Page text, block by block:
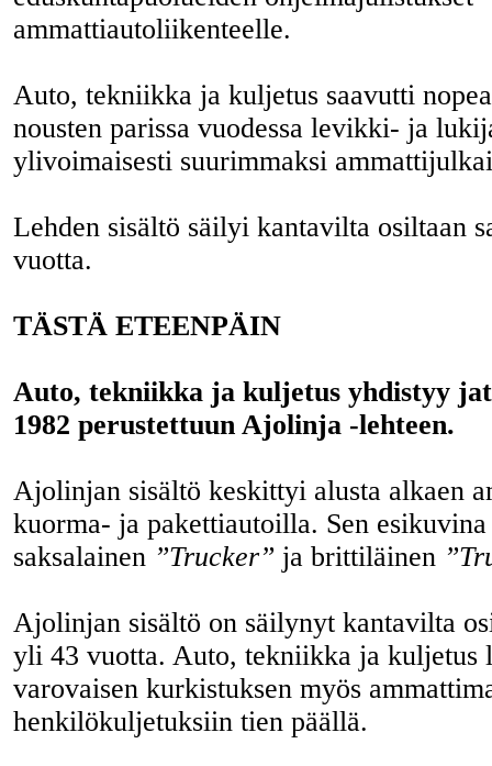
ammattiautoliikenteelle.
Auto, tekniikka ja kuljetus saavutti
nousten parissa vuodessa levikki- ja
ylivoimaisesti suurimmaksi
Lehden sisältö säilyi kantavilta osiltaan
vuotta.
TÄSTÄ ETEENPÄIN
Auto, tekniikka ja kuljetus yhdistyy
1982 perustettuun Ajolinja -lehteen.
Ajolinjan sisältö keskittyi alusta alkaen
kuorma- ja pakettiautoilla. Sen
saksalainen ”Trucker” ja brittiläinen
Ajolinjan sisältö on säilynyt kantavilta
yli 43 vuotta. Auto, tekniikka ja kuljetus
varovaisen kurkistuksen myös
henkilökuljetuksiin tien päällä.